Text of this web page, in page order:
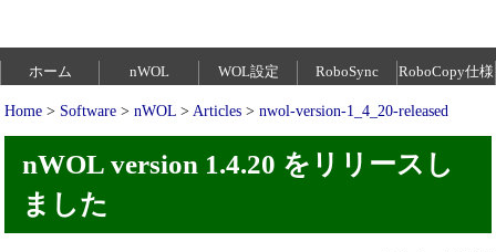
ホーム nWOL WOL設定 RoboSync RoboCopy仕様
Home > Software > nWOL > Articles > nwol-version-1_4_20-released
nWOL version 1.4.20 をリリースし
ました